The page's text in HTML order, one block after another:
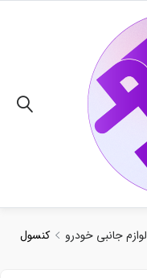
لوازم جانبی خودرو
کنسول